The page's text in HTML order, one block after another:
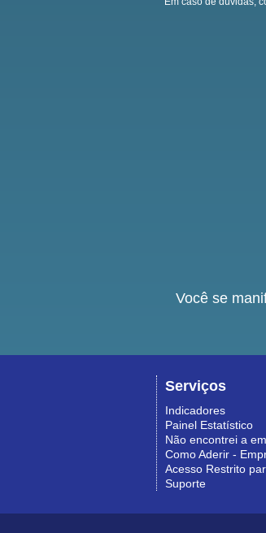
Você se
Serviços
Indicadores
Painel Estatístico
Não encontrei a
Como Aderir -
Acesso Restrito
Suporte